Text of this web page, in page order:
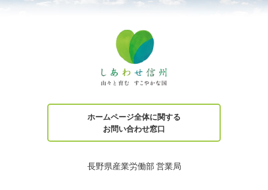
ホームページ全体に関する
お問い合わせ窓口
長野県産業労働部 営業局